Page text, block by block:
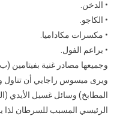
• الدخن.
• الكاجو.
• مكسرات مكاداميا.
• براعم الفول.
وجميعها مصادر غنية بفيتامين (ب17) سهل الامتصاص.
ويرى ميسوس راجايي أن تناول
المطابخ) وسائل غسيل الأيدي
الرئيسي المسبب للسرطان